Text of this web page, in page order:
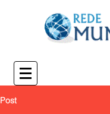
Post